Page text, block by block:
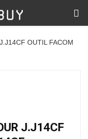
OUTIL FACOM
J.J14CF